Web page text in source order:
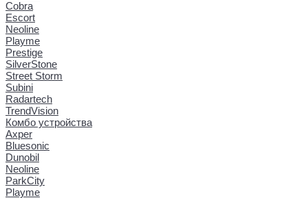
Cobra
Escort
Neoline
Playme
Prestige
SilverStone
Street Storm
Subini
Radartech
TrendVision
Комбо устройства
Axper
Bluesonic
Dunobil
Neoline
ParkCity
Playme